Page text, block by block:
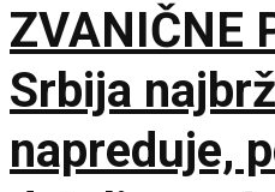
ZVANIČNE
Srbija
napreduje,